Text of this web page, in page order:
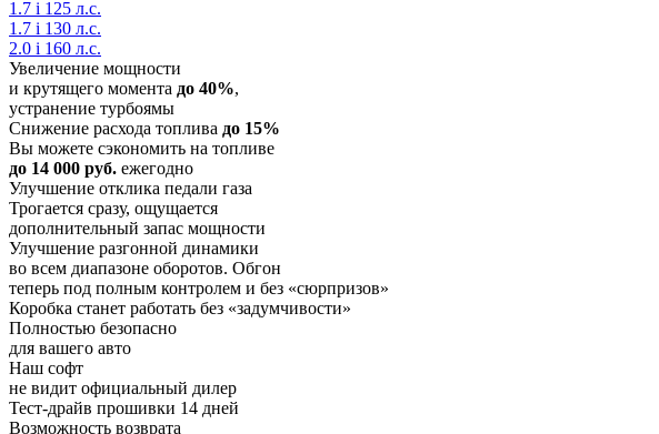
1.7 i 125 л.с.
1.7 i 130 л.с.
2.0 i 160 л.с.
Увеличение мощности
и крутящего момента до 40%,
устранение турбоямы
Снижение расхода топлива до 15%
Вы можете сэкономить на топливе
до 14 000 руб. ежегодно
Улучшение отклика педали газа
Трогается сразу, ощущается
дополнительный запас мощности
Улучшение разгонной динамики
во всем диапазоне оборотов. Обгон
теперь под полным контролем и без «сюрпризов»
Коробка станет работать без «задумчивости»
Полностью безопасно
для вашего авто
Наш софт
не видит официальный дилер
Тест-драйв прошивки 14 дней
Возможность возврата